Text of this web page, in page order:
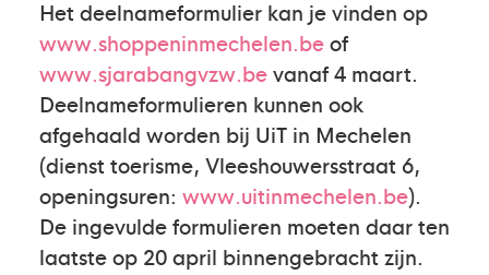
Het deelnameformulier kan je vinden op
www.shoppeninmechelen.beof
www.sjarabangvzw.bevanaf 4 maart.
Deelnameformulieren kunnen ook
afgehaald worden bij UiT in Mechelen
(dienst toerisme, Vleeshouwersstraat 6,
openingsuren: www.uitinmechelen.be).
De ingevulde formulieren moeten daar ten
laatste op 20 april binnengebracht zijn.